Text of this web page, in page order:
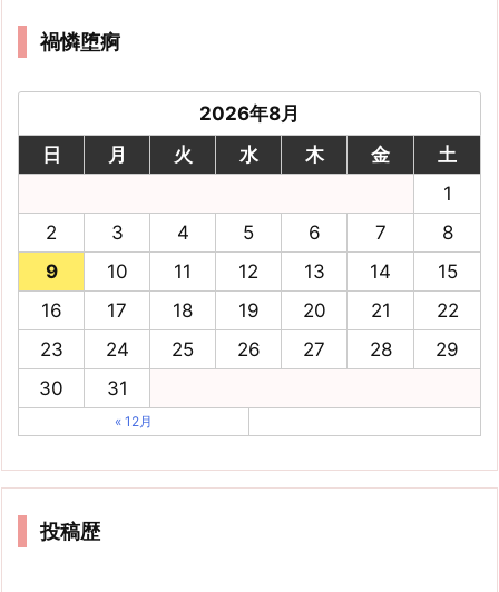
禍憐堕痾
2026年8月
日
月 火 水 木 金
土
1
2
3 4 5 6 7
8
9
10 11 12 13 14
15
16
17 18 19 20 21
22
23
24 25 26 27 28
29
30
31
« 12月
投稿歴